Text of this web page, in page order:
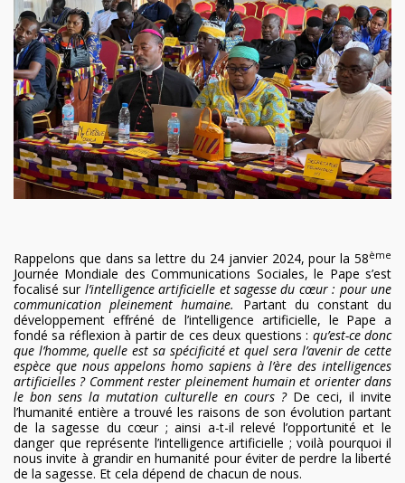
Rappelons que dans sa lettre du 24 janvier 2024, pour la 58ème
Journée Mondiale des Communications Sociales, le Pape s’est
focalisé sur l’intelligence artificielle et sagesse du cœur : pour une
communication pleinement humaine.
Partant du constant du
développement effréné de l’intelligence artificielle, le Pape a
fondé sa réflexion à partir de ces deux questions : qu’est-ce donc
que l’homme, quelle est sa spécificité et quel sera l’avenir de cette
espèce que nous appelons homo sapiens à l’ère des intelligences
artificielles ? Comment rester pleinement humain et orienter dans
le bon sens la mutation culturelle en cours ?De ceci, il invite
l’humanité entière a trouvé les raisons de son évolution partant
de la sagesse du cœur ; ainsi a-t-il relevé l’opportunité et le
danger que représente l’intelligence artificielle ; voilà pourquoi il
nous invite à grandir en humanité pour éviter de perdre la liberté
de la sagesse. Et cela dépend de chacun de nous.